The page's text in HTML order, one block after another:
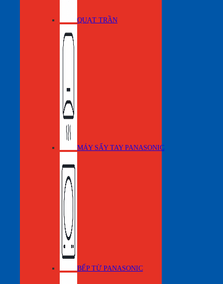
QUẠT TRẦN
MÁY SẤY TAY PANASONIC
BẾP TỪ PANASONIC